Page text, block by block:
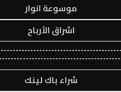
موسوعة انوار
اشراق الأرباح
شراء باك لينك